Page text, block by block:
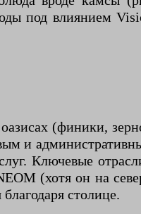
под влиянием
(финики,
и
Ключевые
(хотя он на
столице.